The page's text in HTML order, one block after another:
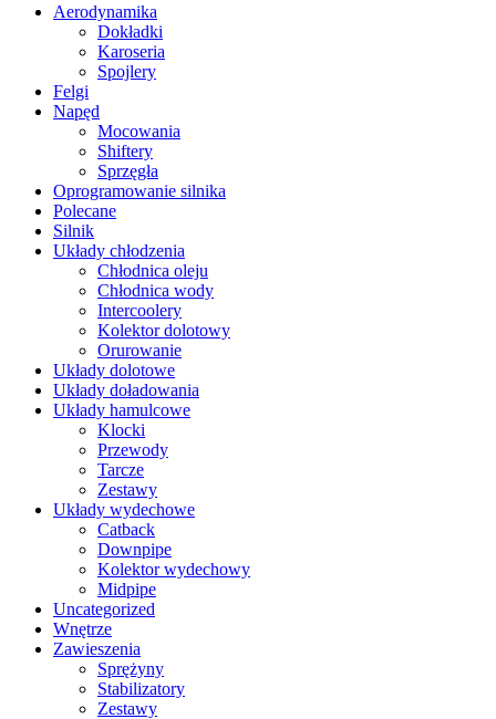
Aerodynamika
Dokładki
Karoseria
Spojlery
Felgi
Napęd
Mocowania
Shiftery
Sprzęgła
Oprogramowanie silnika
Polecane
Silnik
Układy chłodzenia
Chłodnica oleju
Chłodnica wody
Intercoolery
Kolektor dolotowy
Orurowanie
Układy dolotowe
Układy doładowania
Układy hamulcowe
Klocki
Przewody
Tarcze
Zestawy
Układy wydechowe
Catback
Downpipe
Kolektor wydechowy
Midpipe
Uncategorized
Wnętrze
Zawieszenia
Sprężyny
Stabilizatory
Zestawy